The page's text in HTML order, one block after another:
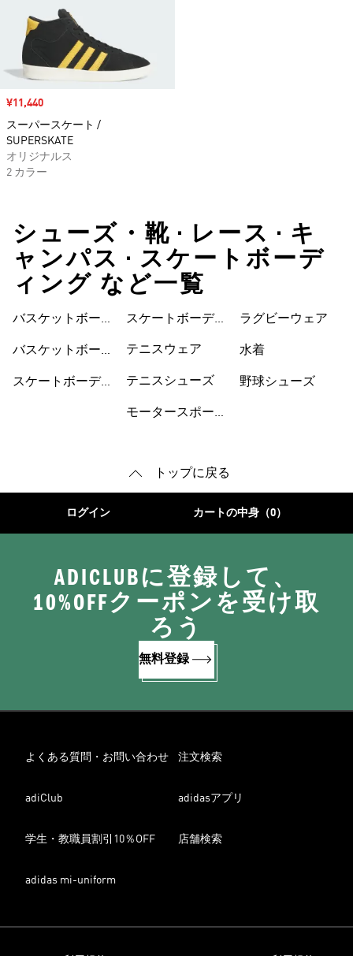
セール価格
¥11,440
スーパースケート /
SUPERSKATE
オリジナルス
2 カラー
シューズ・靴 • レース • キ
ャンパス • スケートボーデ
ィング など一覧
バスケットボール
バスケットボール
スケートボーディ
スケートボーディ
テニスウェア
テニスシューズ
モータースポーツ
ウェア
ラグビーウェア
水着
野球シューズ
トップに戻る
ログイン カートの中身（0）
ADICLUBに登録して、
10%OFFクーポンを受け取
ろう
無料登録
よくある質問・お問い合わせ 注文検索
adiClub adidasアプリ
学生・教職員割引10％OFF 店舗検索
adidas mi-uniform